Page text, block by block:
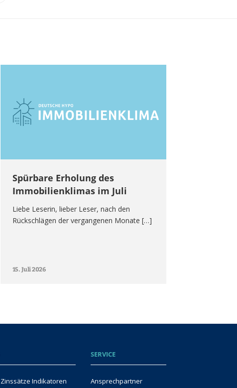
Spürbare Erholung des
Immobilienklimas im Juli
Liebe Leserin, lieber Leser, nach den
Rückschlägen der vergangenen Monate […]
15. Juli 2026
Zinssätze Indikatoren
SERVICE
Ansprechpartner